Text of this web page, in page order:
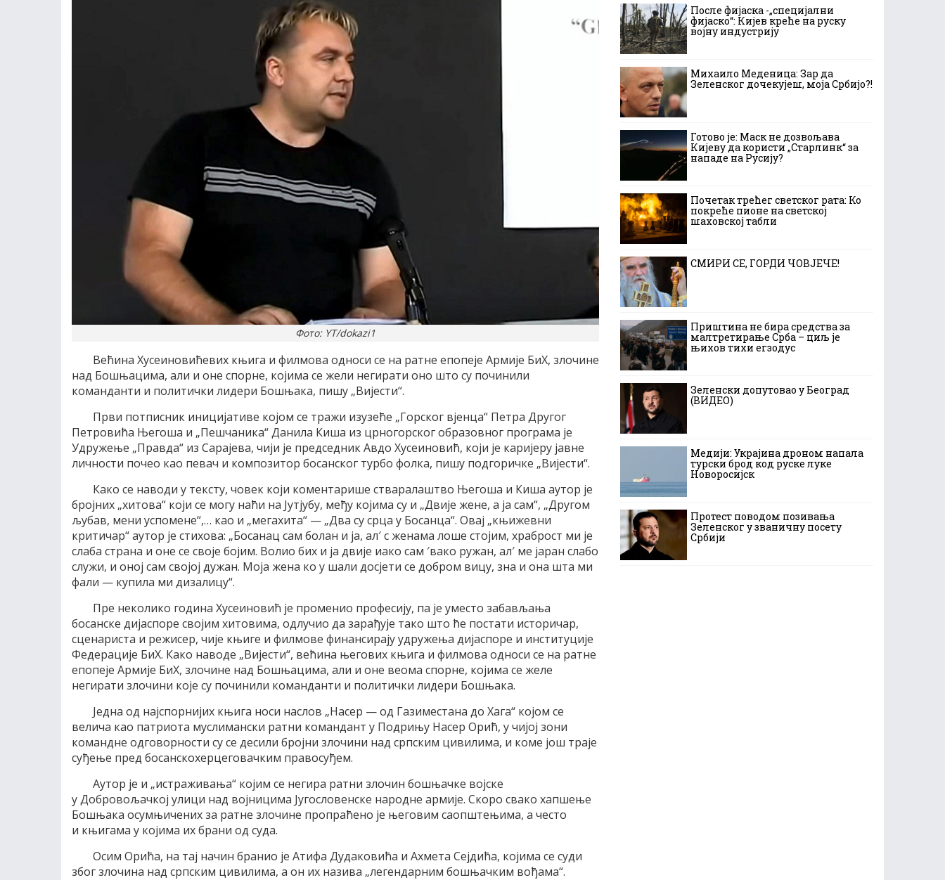
Фото: YT/dokazi1
Већина Хусеиновићевих књига и филмова односи се на ратне епопеје Армије БиХ, злочине
над Бошњацима, али и оне спорне, којима се жели негирати оно што су починили
команданти и политички лидери Бошњака, пишу „Вијести“.
Први потписник иницијативе којом се тражи изузеће „Горског вјенца“ Петра Другог
Петровића Његоша и „Пешчаника“ Данила Киша из црногорског образовног програма је
Удружење „Правда“ из Сарајева, чији је председник Авдо Хусеиновић, који је каријеру јавне
личности почео као певач и композитор босанског турбо фолка, пишу подгоричке „Вијести“.
Како се наводи у тексту, човек који коментарише стваралаштво Његоша и Киша аутор је
бројних „хитова“ који се могу наћи на Јутјубу, међу којима су и „Двије жене, а ја сам“, „Другом
љубав, мени успомене“,… као и „мегахита“ — „Два су срца у Босанца“. Овај „књижевни
критичар“ аутор је стихова: „Босанац сам болан и ја, ал′ с женама лоше стојим, храброст ми је
слаба страна и оне се своје бојим. Волио бих и ја двије иако сам ′вако ружан, ал′ ме јаран слабо
служи, и оној сам својој дужан. Моја жена ко у шали досјети се добром вицу, зна и она шта ми
фали — купила ми дизалицу“.
Пре неколико година Хусеиновић је променио професију, па је уместо забављања
босанске дијаспоре својим хитовима, одлучио да зарађује тако што ће постати историчар,
сценариста и режисер, чије књиге и филмове финансирају удружења дијаспоре и институције
Федерације БиХ. Како наводе „Вијести“, већина његових књига и филмова односи се на ратне
епопеје Армије БиХ, злочине над Бошњацима, али и оне веома спорне, којима се желе
негирати злочини које су починили команданти и политички лидери Бошњака.
Једна од најспорнијих књига носи наслов „Насер — од Газиместана до Хага“ којом се
велича као патриота муслимански ратни командант у Подрињу Насер Орић, у чијој зони
командне одговорности су се десили бројни злочини над српским цивилима, и коме још траје
суђење пред босанскохерцеговачким правосуђем.
Аутор је и „истраживања“ којим се негира ратни злочин бошњачке војске
у Добровољачкој улици над војницима Југословенске народне армије. Скоро свако хапшење
Бошњака осумњичених за ратне злочине пропраћено је његовим саопштењима, а често
и књигама у којима их брани од суда.
Осим Орића, на тај начин бранио је Атифа Дудаковића и Ахмета Сејдића, којима се суди
због злочина над српским цивилима, а он их назива „легендарним бошњачким вођама“.
После фијаска -„специјални
фијаско“: Кијев креће на руску
војну индустрију
Михаило Меденица: Зар да
Зеленског дочекујеш, моја Србијо?!
Готово је: Маск не дозвољава
Кијеву да користи „Старлинк“ за
нападе на Русију?
Почетак трећег светског рата: Ко
покреће пионе на светској
шаховској табли
СМИРИ СЕ, ГОРДИ ЧОВЈЕЧЕ!
Приштина не бира средства за
малтретирање Срба – циљ је
њихов тихи егзодус
Зеленски допутовао у Београд
(ВИДЕО)
Медији: Украјина дроном напала
турски брод код руске луке
Новоросијск
Протест поводом позивања
Зеленског у званичну посету
Србији